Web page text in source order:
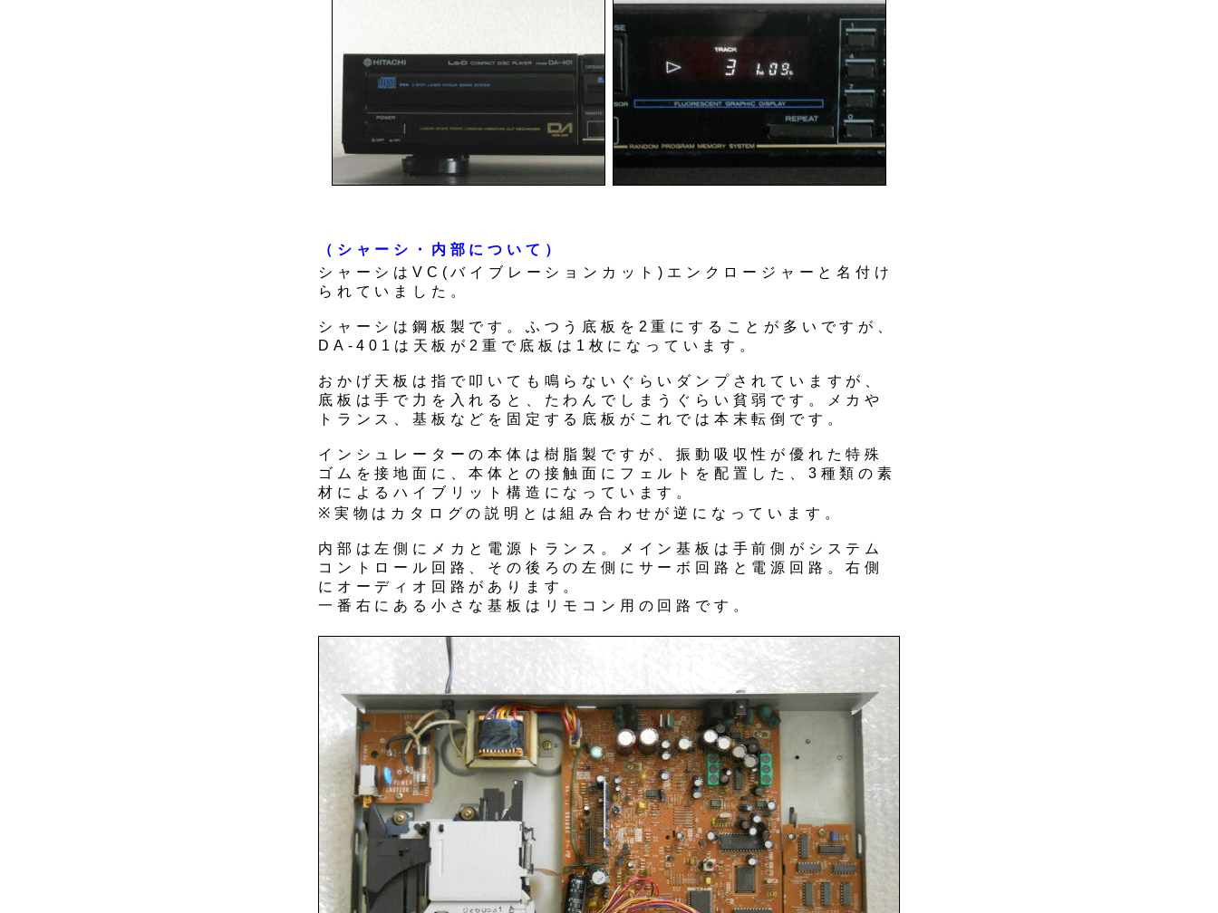
（シャーシ・内部について）
シャーシはVC(バイブレーションカット)エンクロージャーと名付け
られていました。
シャーシは鋼板製です。ふつう底板を2重にすることが多いですが、
DA-401は天板が2重で底板は1枚になっています。
おかげ天板は指で叩いても鳴らないぐらいダンプされていますが、
底板は手で力を入れると、たわんでしまうぐらい貧弱です。メカや
トランス、基板などを固定する底板がこれでは本末転倒です。
インシュレーターの本体は樹脂製ですが、振動吸収性が優れた特殊
ゴムを接地面に、本体との接触面にフェルトを配置した、3種類の素
材によるハイブリット構造になっています。
※実物はカタログの説明とは組み合わせが逆になっています。
内部は左側にメカと電源トランス。メイン基板は手前側がシステム
コントロール回路、その後ろの左側にサーボ回路と電源回路。右側
にオーディオ回路があります。
一番右にある小さな基板はリモコン用の回路です。